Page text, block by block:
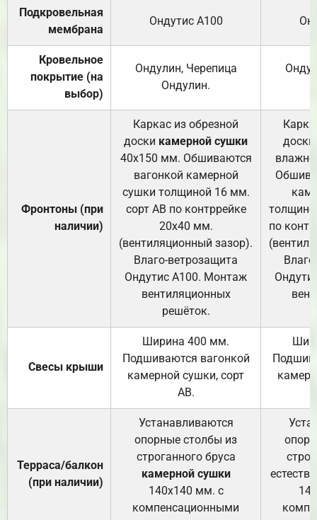
Подкровельная
мембрана
Ондутис А100
Кровельное
покрытие (на
выбор)
Ондулин, Черепица
Ондулин.
Фронтоны (при
наличии)
Каркас из обрезной
доски камерной сушки
40х150 мм. Обшиваются
вагонкой камерной
сушки толщиной 16 мм.
сорт АВ по контррейке
20х40 мм.
(вентиляционный зазор).
Влаго-ветрозащита
Ондутис А100. Монтаж
вентиляционных
решёток.
доски
по
Свесы крыши
Ширина 400 мм.
Подшиваются вагонкой
камерной сушки, сорт
АВ.
Терраса/балкон
(при наличии)
Устанавливаются
опорные столбы из
строганного бруса
камерной сушки
140х140 мм. с
компенсационными